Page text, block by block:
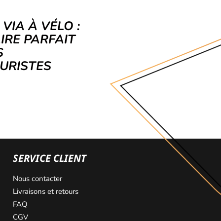
À VÉLO :
PARFAIT
SERVICE CLIENT
Nous contacter
Livraisons et retours
FAQ
CGV